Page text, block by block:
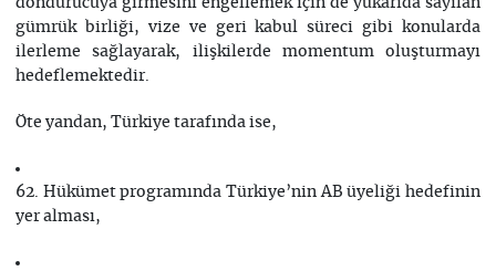
dondurucuya girmesini engellemek için de yukarıda sayılan
gümrük birliği, vize ve geri kabul süreci gibi konularda
ilerleme sağlayarak, ilişkilerde momentum oluşturmayı
hedeflemektedir.
Öte yandan, Türkiye tarafında ise,
62. Hükümet programında Türkiye’nin AB üyeliği hedefinin
yer alması,